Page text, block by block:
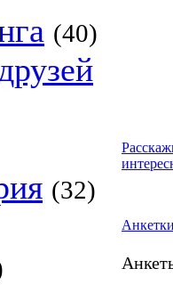
(40)
(32)